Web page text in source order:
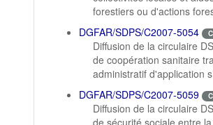
forestiers ou d'actions
DGFAR/SDPS/C2007-5054
Diffusion de la circulaire
de coopération sanitaire
administratif d'application
DGFAR/SDPS/C2007-5059
Diffusion de la circulaire
de sécurité sociale entre